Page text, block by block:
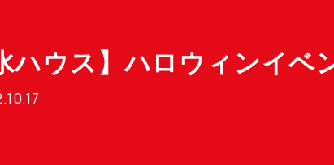
ハウス】ハロウィンイベ